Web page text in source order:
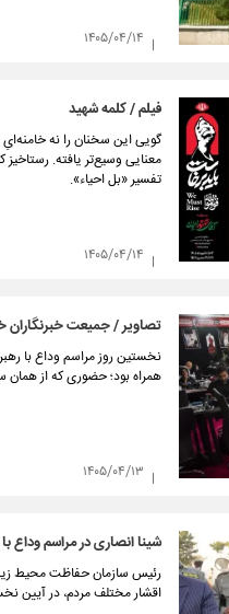
۱۴۰۵/۰۴/۱۴
فیلم / کلمه شهید
گویی این سخنان را نه
معنایی وسیع‌تر یافته.
تفسیر «بل احیاء».
۱۴۰۵/۰۴/۱۴
تصاویر / جمیعت خبرنگاران
نخستین روز مراسم وداع با
همراه بود؛ حضوری که از همان
۱۴۰۵/۰۴/۱۳
شینا انصاری در مراسم وداع
رئیس سازمان حفاظت محیط
اقشار مختلف مردم، در آیین